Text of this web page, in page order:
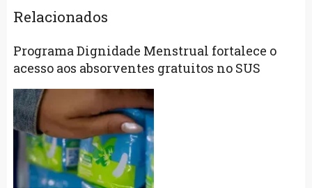
Relacionados
Programa Dignidade Menstrual fortalece o
acesso aos absorventes gratuitos no SUS